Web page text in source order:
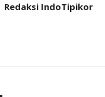
Redaksi IndoTipikor